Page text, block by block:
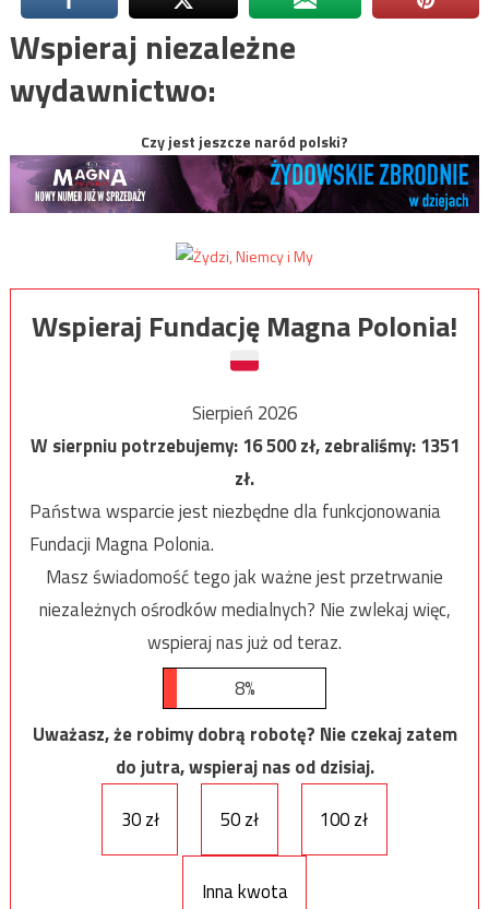
Wspieraj niezależne
wydawnictwo:
Czy jest jeszcze naród polski?
Wspieraj Fundację Magna Polonia!
Sierpień 2026
W sierpniu potrzebujemy:16 500zł, zebraliśmy:1351
zł.
Państwa wsparcie jest niezbędne dla funkcjonowania
Fundacji Magna Polonia.
Masz świadomość tego jak ważne jest przetrwanie
niezależnych ośrodków medialnych? Nie zwlekaj więc,
wspieraj nas już od teraz.
8%
Uważasz, że robimy dobrą robotę? Nie czekaj zatem
do jutra, wspieraj nas od dzisiaj.
30 zł
50 zł 100 zł
Inna kwota